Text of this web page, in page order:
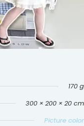
170 g
300 × 200 × 20 cm
Picture color